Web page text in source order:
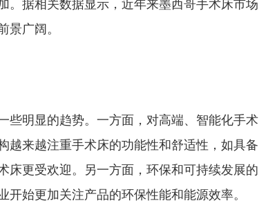
。据相关数据显示，近年来墨西哥手术床市场
景广阔。
些明显的趋势。一方面，对高端、智能化手术
越来越注重手术床的功能性和舒适性，如具备
床更受欢迎。另一方面，环保和可持续发展的
始更加关注产品的环保性能和能源效率。